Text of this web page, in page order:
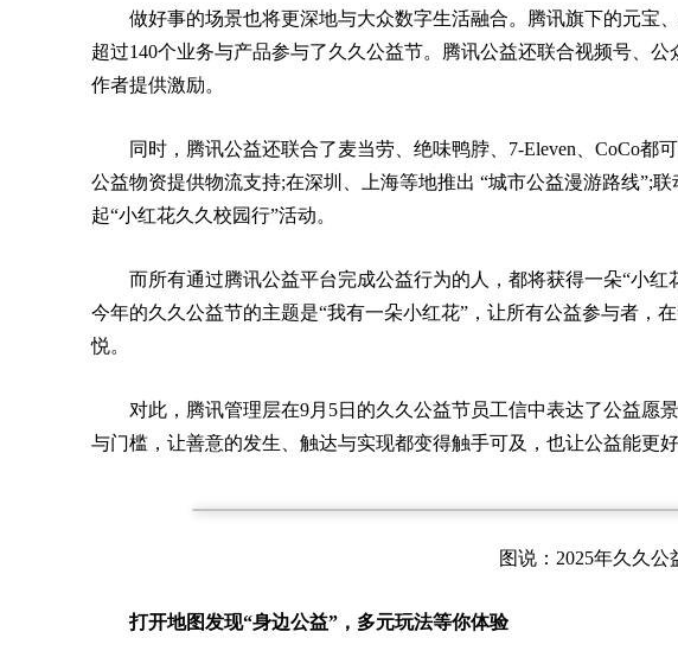
做好事的场景也将更深地与大众数字生活融合。腾讯旗下的元宝
超过140个业务与产品参与了久久公益节。腾讯公益还联合视频号、
作者提供激励。
同时，腾讯公益还联合了麦当劳、绝味鸭脖、7-Eleven、CoCo都
公益物资提供物流支持;在深圳、上海等地推出 “城市公益漫游路线”;
起“小红花久久校园行”活动。
而所有通过腾讯公益平台完成公益行为的人，都将获得一朵“小红
今年的久久公益节的主题是“我有一朵小红花”，让所有公益参与者，
悦。
对此，腾讯管理层在9月5日的久久公益节员工信中表达了公益愿
与门槛，让善意的发生、触达与实现都变得触手可及，也让公益能更
图说：2025年久久公
打开地图发现“身边公益”，多元玩法等你体验